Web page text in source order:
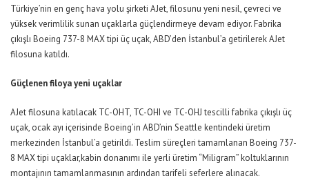
Türkiye’nin en genç hava yolu şirketi AJet, filosunu yeni nesil, çevreci ve
yüksek verimlilik sunan uçaklarla güçlendirmeye devam ediyor. Fabrika
çıkışlı Boeing 737-8 MAX tipi üçuçak,ABD’den İstanbul’a getirilerekAJet
filosuna katıldı.
Güçlenen filoya yeni uçaklar
AJet filosuna katılacak TC-OHT, TC-OHI ve TC-OHJtescilli fabrika çıkışlı üç
uçak, ocak ayı içerisinde Boeing’in ABD’nin Seattle kentindeki üretim
merkezinden İstanbul’a getirildi. Teslim süreçleri tamamlanan Boeing 737-
8 MAX tipi uçaklar,kabin donanımı ile yerli üretim “Miligram” koltuklarının
montajının tamamlanmasının ardından tarifeli seferlere alınacak.